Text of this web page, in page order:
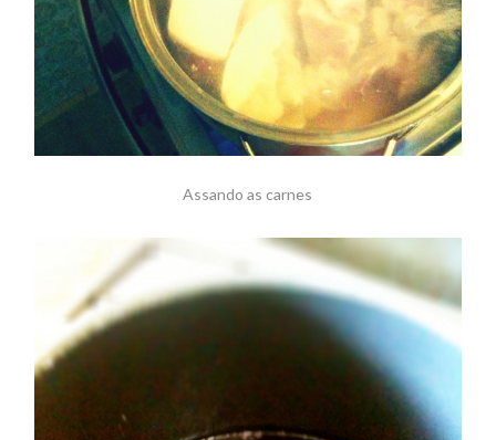
Assando as carnes